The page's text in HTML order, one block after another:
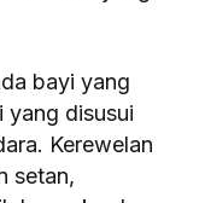
bayi yang
yang disusui
Kerewelan
setan,